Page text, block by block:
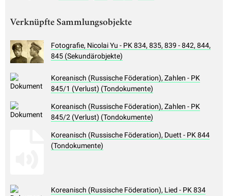
Verknüpfte Sammlungsobjekte
Fotografie, Nicolai Yu - PK 834, 835, 839 - 842, 844,
845 (Sekundärobjekte)
Koreanisch (Russische Föderation), Zahlen - PK
845/1 (Verlust) (Tondokumente)
Koreanisch (Russische Föderation), Zahlen - PK
845/2 (Verlust) (Tondokumente)
Koreanisch (Russische Föderation), Duett - PK 844
(Tondokumente)
Koreanisch (Russische Föderation), Lied - PK 834